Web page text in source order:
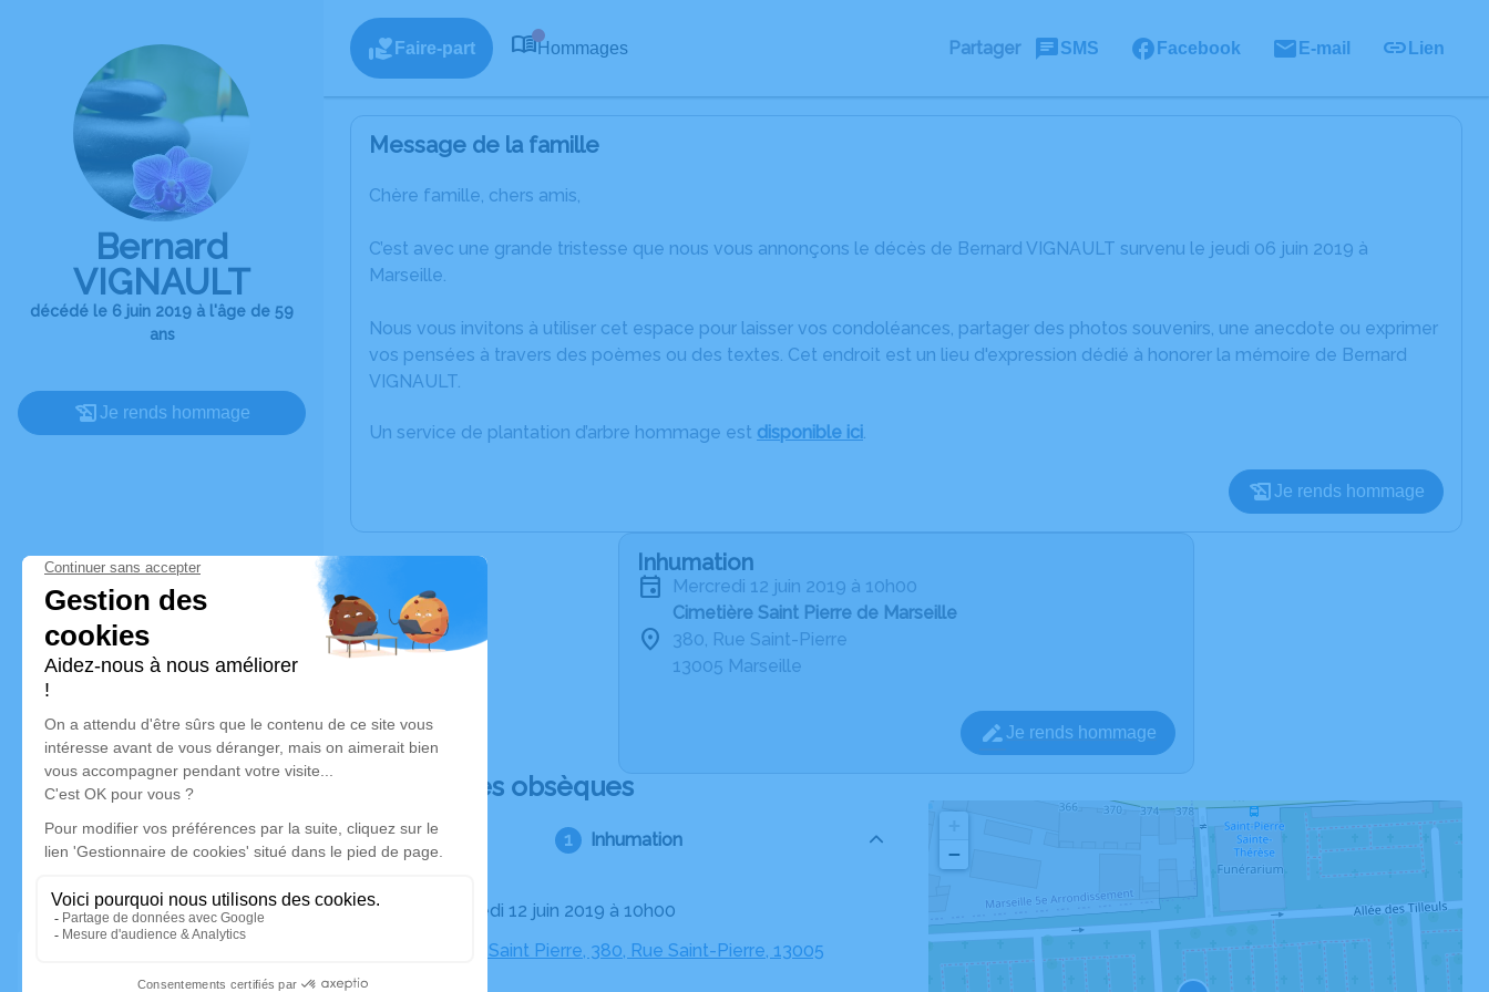
Bernard
VIGNAULT
décédé le 6 juin 2019 à l'âge de 59
ans
Je rends hommage
Faire-part Hommages Partager SMS Facebook E-mail Lien
Message de la famille
Chère famille, chers amis,
C’est avec une grande tristesse que nous vous annonçons le décès de Bernard VIGNAULT survenu le jeudi 06 juin 2019 à
Marseille.
Nous vous invitons à utiliser cet espace pour laisser vos condoléances, partager des photos souvenirs, une anecdote ou exprimer
vos pensées à travers des poèmes ou des textes. Cet endroit est un lieu d'expression dédié à honorer la mémoire de Bernard
VIGNAULT.
Un service de plantation d’arbre hommage est disponible ici.
Je rends hommage
Inhumation
mercredi 12 juin 2019 à 10h00
Cimetière Saint Pierre de Marseille
380, Rue Saint-Pierre
13005 Marseille
Je rends hommage
Déroulé des obsèques
Inhumation
Le mercredi 12 juin 2019 à 10h00
Cimetière Saint Pierre, 380, Rue Saint-Pierre, 13005
−